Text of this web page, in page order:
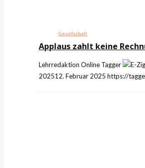
Gesellschaft
Applaus zahlt keine
Lehrredaktion Online Tagger
202512. Februar 2025 https://